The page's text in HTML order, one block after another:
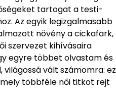
tartogat a testi-
Az egyik legizgalmasabb
növény a cickafark,
szervezet kihívásaira
egyre többet olvastam és
vált számomra: ez
többféle női titkot rejt